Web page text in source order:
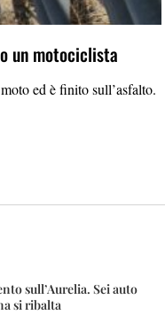
un motociclista
ed è finito sull’asfalto.
sull’Aurelia. Sei auto
si ribalta